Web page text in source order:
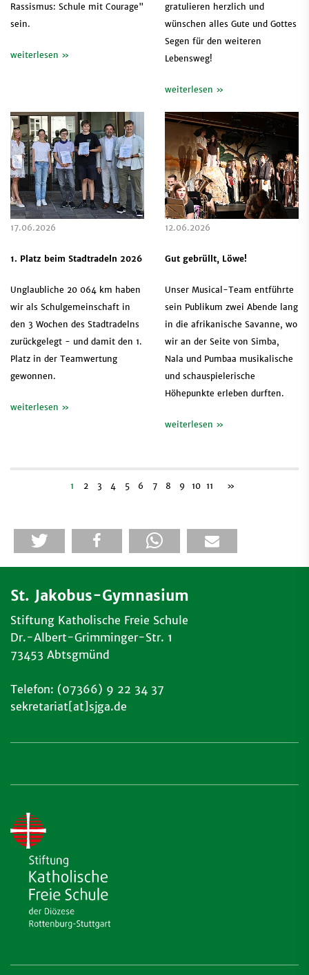
Rassismus: Schule mit Courage"
sein.
weiterlesen »
gratulieren herzlich und
wünschen alles Gute und Gottes
Segen für den weiteren
Lebensweg!
weiterlesen »
17.06.2026
1. Platz beim Stadtradeln 2026
Unglaubliche 20 064 km haben
wir als Schulgemeinschaft in
den 3 Wochen des Stadtradelns
zurückgelegt - und damit den 1.
Platz in der Teamwertung
gewonnen.
weiterlesen »
12.06.2026
Gut gebrüllt, Löwe!
Unser Musical-Team entführte
sein Publikum zwei Abende lang
in die afrikanische Savanne, wo
wir an der Seite von Simba,
Nala und Pumbaa musikalische
und schauspielerische
Höhepunkte erleben durften.
weiterlesen »
1 2 3 4 5 6 7 8 9 10 11 »
St. Jakobus-Gymnasium
Stiftung Katholische Freie Schule
Dr.-Albert-Grimminger-Str. 1
73453 Abtsgmünd
Telefon: (07366) 9 22 34 37
sekretariat[at]sjga.de